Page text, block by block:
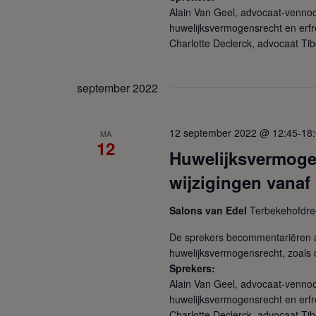
Alain Van Geel, advocaat-
huwelijksvermogensrecht en
Charlotte Declerck, advocaat
september 2022
MA
12
wijzigingen vanaf
12 september 2022 @ 12:45-
Salons van Edel
De sprekers
huwelijksvermogensrecht,
Sprekers:
Alain Van Geel, advocaat-
huwelijksvermogensrecht en